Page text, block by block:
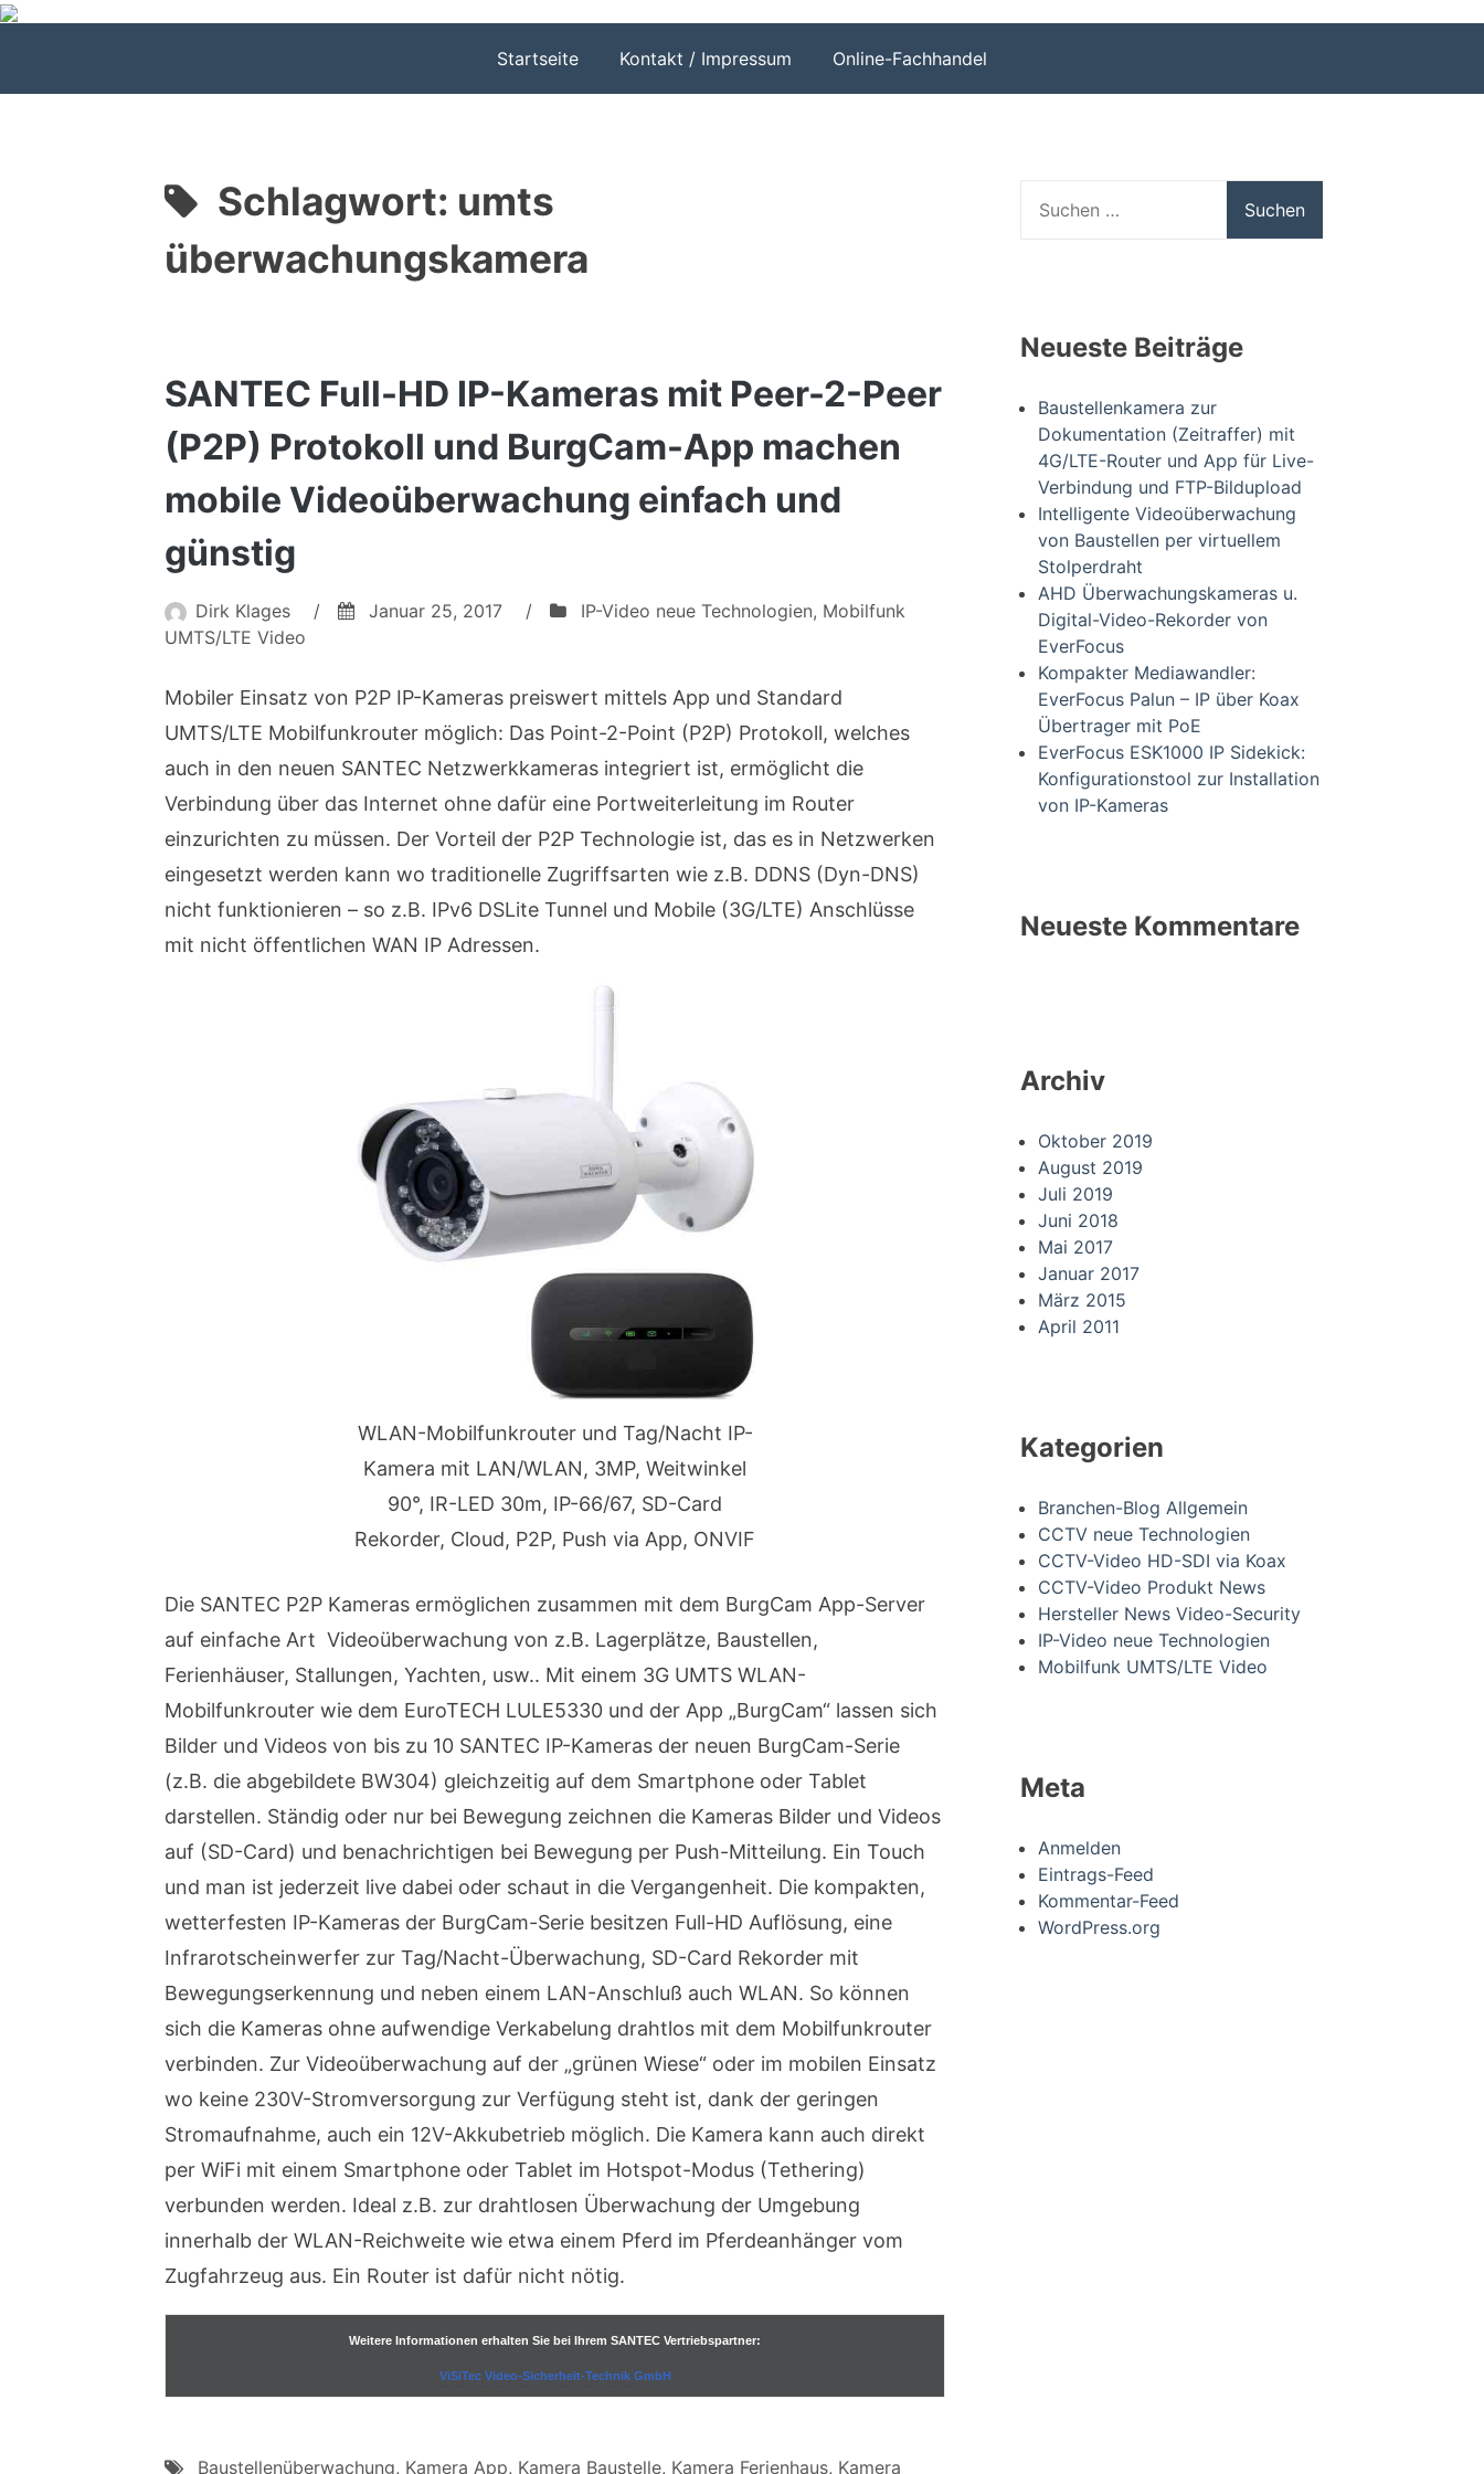
Zum
Startseite Kontakt / Impressum Online-Fachhandel
Schlagwort: umts
überwachungskamera
SANTEC Full-HD IP-Kameras mit Peer-2-Peer
(P2P) Protokoll und BurgCam-App machen
mobile Videoüberwachung einfach und
günstig
Dirk Klages / Januar 25, 2017 / IP-Video neue Technologien, Mobilfunk
UMTS/LTE Video
Mobiler Einsatz von P2P IP-Kameras preiswert mittels App und Standard
UMTS/LTE Mobilfunkrouter möglich: Das Point-2-Point (P2P) Protokoll, welches
auch in den neuen SANTEC Netzwerkkameras integriert ist, ermöglicht die
Verbindung über das Internet ohne dafür eine Portweiterleitung im Router
einzurichten zu müssen. Der Vorteil der P2P Technologie ist, das es in Netzwerken
eingesetzt werden kann wo traditionelle Zugriffsarten wie z.B. DDNS (Dyn-DNS)
nicht funktionieren – so z.B. IPv6 DSLite Tunnel und Mobile (3G/LTE) Anschlüsse
mit nicht öffentlichen WAN IP Adressen.
WLAN-Mobilfunkrouter und Tag/Nacht IP-
Kamera mit LAN/WLAN, 3MP, Weitwinkel
90°, IR-LED 30m, IP-66/67, SD-Card
Rekorder, Cloud, P2P, Push via App, ONVIF
Die SANTEC P2P Kameras ermöglichen zusammen mit dem BurgCam App-Server
auf einfache Art Videoüberwachung von z.B. Lagerplätze, Baustellen,
Ferienhäuser, Stallungen, Yachten, usw.. Mit einem 3G UMTS WLAN-
Mobilfunkrouter wie dem EuroTECH LULE5330 und der App „BurgCam“ lassen sich
Bilder und Videos von bis zu 10 SANTEC IP-Kameras der neuen BurgCam-Serie
(z.B. die abgebildete BW304) gleichzeitig auf dem Smartphone oder Tablet
darstellen. Ständig oder nur bei Bewegung zeichnen die Kameras Bilder und Videos
auf (SD-Card) und benachrichtigen bei Bewegung per Push-Mitteilung. Ein Touch
und man ist jederzeit live dabei oder schaut in die Vergangenheit. Die kompakten,
wetterfesten IP-Kameras der BurgCam-Serie besitzen Full-HD Auflösung, eine
Infrarotscheinwerfer zur Tag/Nacht-Überwachung, SD-Card Rekorder mit
Bewegungserkennung und neben einem LAN-Anschluß auch WLAN. So können
sich die Kameras ohne aufwendige Verkabelung drahtlos mit dem Mobilfunkrouter
verbinden. Zur Videoüberwachung auf der „grünen Wiese“ oder im mobilen Einsatz
wo keine 230V-Stromversorgung zur Verfügung steht ist, dank der geringen
Stromaufnahme, auch ein 12V-Akkubetrieb möglich. Die Kamera kann auch direkt
per WiFi mit einem Smartphone oder Tablet im Hotspot-Modus (Tethering)
verbunden werden. Ideal z.B. zur drahtlosen Überwachung der Umgebung
innerhalb der WLAN-Reichweite wie etwa einem Pferd im Pferdeanhänger vom
Zugfahrzeug aus. Ein Router ist dafür nicht nötig.
Weitere Informationen erhalten Sie bei Ihrem SANTEC Vertriebspartner:
ViSiTec Video-Sicherheit-Technik GmbH
Baustellenüberwachung, Kamera App, Kamera Baustelle, Kamera Ferienhaus, Kamera
nach:
Neueste Beiträge
Baustellenkamera zur
Dokumentation (Zeitraffer) mit
4G/LTE-Router und App für Live-
Verbindung und FTP-Bildupload
Intelligente Videoüberwachung
von Baustellen per virtuellem
Stolperdraht
AHD Überwachungskameras u.
Digital-Video-Rekorder von
EverFocus
Kompakter Mediawandler:
EverFocus Palun – IP über Koax
Übertrager mit PoE
EverFocus ESK1000 IP Sidekick:
Konfigurationstool zur Installation
von IP-Kameras
Neueste Kommentare
Archiv
Oktober 2019
August 2019
Juli 2019
Juni 2018
Mai 2017
Januar 2017
März 2015
April 2011
Kategorien
Branchen-Blog Allgemein
CCTV neue Technologien
CCTV-Video HD-SDI via Koax
CCTV-Video Produkt News
Hersteller News Video-Security
IP-Video neue Technologien
Mobilfunk UMTS/LTE Video
Meta
Anmelden
Eintrags-Feed
Kommentar-Feed
WordPress.org